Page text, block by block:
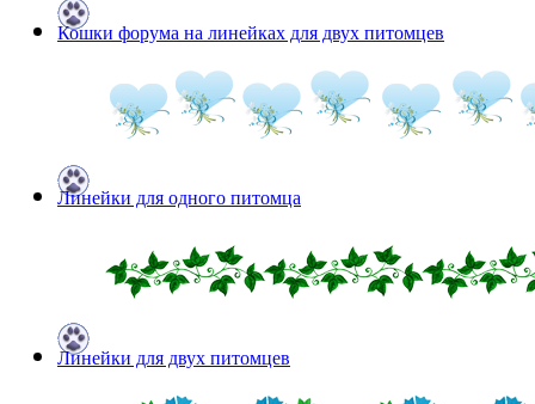
Кошки форума на линейках для двух питомцев
Линейки для одного питомца
Линейки для двух питомцев